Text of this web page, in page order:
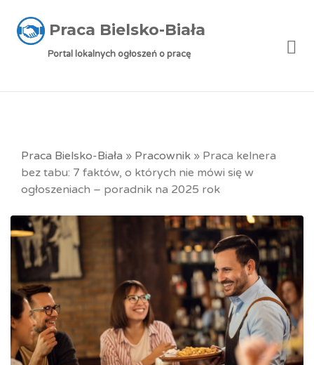
Praca Bielsko-Biała
Portal lokalnych ogłoszeń o pracę
Praca Bielsko-Biała » Pracownik » Praca kelnera
bez tabu: 7 faktów, o których nie mówi się w
ogłoszeniach – poradnik na 2025 rok